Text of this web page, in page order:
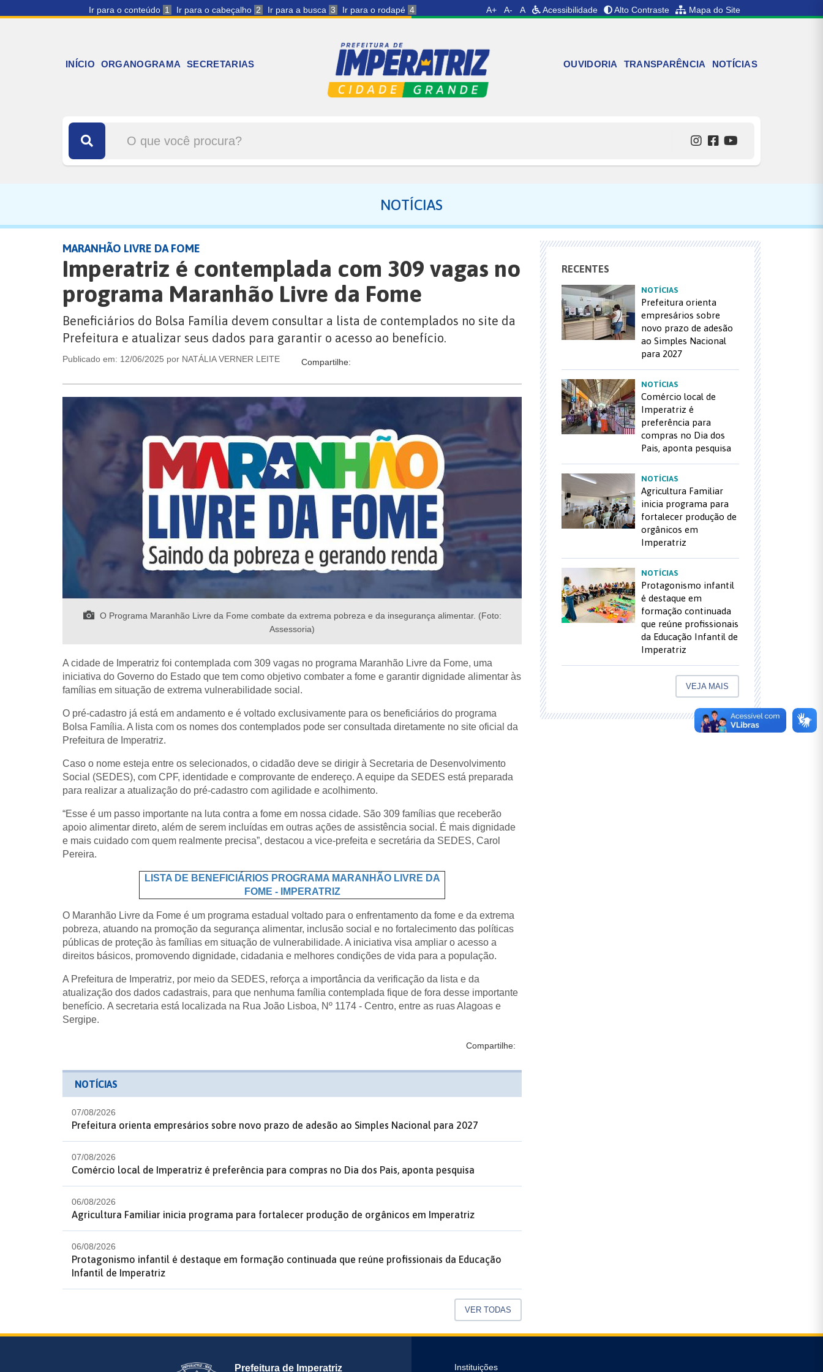
Ir para o conteúdo 1 Ir para o cabeçalho 2 Ir para a busca 3 Ir para o rodapé 4 A+ A- A Acessibilidade Alto Contraste Mapa do Site
INÍCIO ORGANOGRAMA SECRETARIAS OUVIDORIA TRANSPARÊNCIA NOTÍCIAS
NOTÍCIAS
MARANHÃO LIVRE DA FOME
Imperatriz é contemplada com 309 vagas no
programa Maranhão Livre da Fome
Beneficiários do Bolsa Família devem consultar a lista de contemplados no site da
Prefeitura e atualizar seus dados para garantir o acesso ao benefício.
Publicado em: 12/06/2025 por NATÁLIA VERNER LEITE Compartilhe:
O Programa Maranhão Livre da Fome combate da extrema pobreza e da insegurança alimentar. (Foto:
Assessoria)
A cidade de Imperatriz foi contemplada com 309 vagas no programa Maranhão Livre da Fome, uma
iniciativa do Governo do Estado que tem como objetivo combater a fome e garantir dignidade alimentar às
famílias em situação de extrema vulnerabilidade social.
O pré-cadastro já está em andamento e é voltado exclusivamente para os beneficiários do programa
Bolsa Família. A lista com os nomes dos contemplados pode ser consultada diretamente no site oficial da
Prefeitura de Imperatriz.
Caso o nome esteja entre os selecionados, o cidadão deve se dirigir à Secretaria de Desenvolvimento
Social (SEDES), com CPF, identidade e comprovante de endereço. A equipe da SEDES está preparada
para realizar a atualização do pré-cadastro com agilidade e acolhimento.
“Esse é um passo importante na luta contra a fome em nossa cidade. São 309 famílias que receberão
apoio alimentar direto, além de serem incluídas em outras ações de assistência social. É mais dignidade
e mais cuidado com quem realmente precisa”, destacou a vice-prefeita e secretária da SEDES, Carol
Pereira.
LISTA DE BENEFICIÁRIOS PROGRAMA MARANHÃO LIVRE DA
FOME - IMPERATRIZ
O Maranhão Livre da Fome é um programa estadual voltado para o enfrentamento da fome e da extrema
pobreza, atuando na promoção da segurança alimentar, inclusão social e no fortalecimento das políticas
públicas de proteção às famílias em situação de vulnerabilidade. A iniciativa visa ampliar o acesso a
direitos básicos, promovendo dignidade, cidadania e melhores condições de vida para a população.
A Prefeitura de Imperatriz, por meio da SEDES, reforça a importância da verificação da lista e da
atualização dos dados cadastrais, para que nenhuma família contemplada fique de fora desse importante
benefício. A secretaria está localizada na Rua João Lisboa, Nº 1174 - Centro, entre as ruas Alagoas e
Sergipe.
Compartilhe:
NOTÍCIAS
07/08/2026
Prefeitura orienta empresários sobre novo prazo de adesão ao Simples Nacional para 2027
07/08/2026
Comércio local de Imperatriz é preferência para compras no Dia dos Pais, aponta pesquisa
06/08/2026
Agricultura Familiar inicia programa para fortalecer produção de orgânicos em Imperatriz
06/08/2026
Protagonismo infantil é destaque em formação continuada que reúne profissionais da Educação
Infantil de Imperatriz
VER TODAS
RECENTES
NOTÍCIAS
Prefeitura orienta
empresários sobre
novo prazo de adesão
ao Simples Nacional
para 2027
NOTÍCIAS
Comércio local de
Imperatriz é
preferência para
compras no Dia dos
Pais, aponta pesquisa
NOTÍCIAS
Agricultura Familiar
inicia programa para
fortalecer produção de
orgânicos em
Imperatriz
NOTÍCIAS
Protagonismo infantil
é destaque em
formação continuada
que reúne profissionais
da Educação Infantil de
Imperatriz
VEJA MAIS
Prefeitura de Imperatriz Instituições